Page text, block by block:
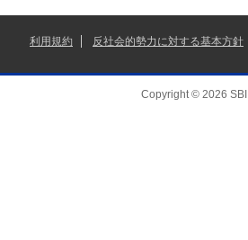
利用規約 反社会的勢力に対する基本方針
Copyright © 2026